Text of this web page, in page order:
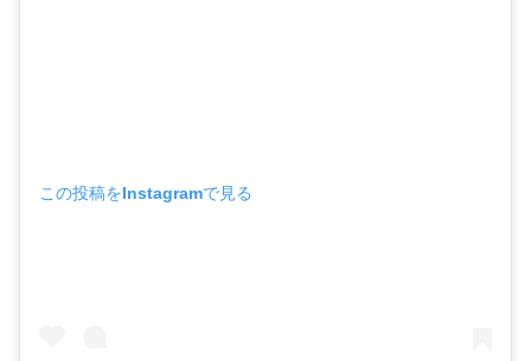
この投稿をInstagramで見る